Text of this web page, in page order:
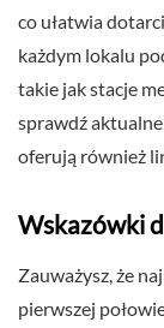
co ułatwia
każdym lokalu
takie jak stacje
sprawdź
oferują również
Wskazówki
Zauważysz, że
pierwszej